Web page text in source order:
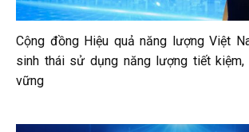
Cộng đồng Hiệu quả năng lượng Việt
sinh thái sử dụng năng lượng tiết kiệm,
vững